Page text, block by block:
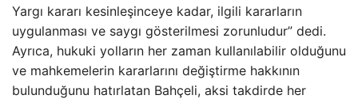
Yargı kararı kesinleşinceye kadar, ilgili kararların
uygulanması ve saygı gösterilmesi zorunludur” dedi.
Ayrıca, hukuki yolların her zaman kullanılabilir olduğunu
ve mahkemelerin kararlarını değiştirme hakkının
bulunduğunu hatırlatan Bahçeli, aksi takdirde her